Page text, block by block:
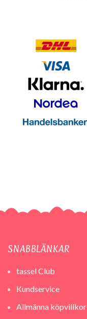
SNABBLÄNKAR
tassel Club
Kundservice
Allmänna köpvillkor